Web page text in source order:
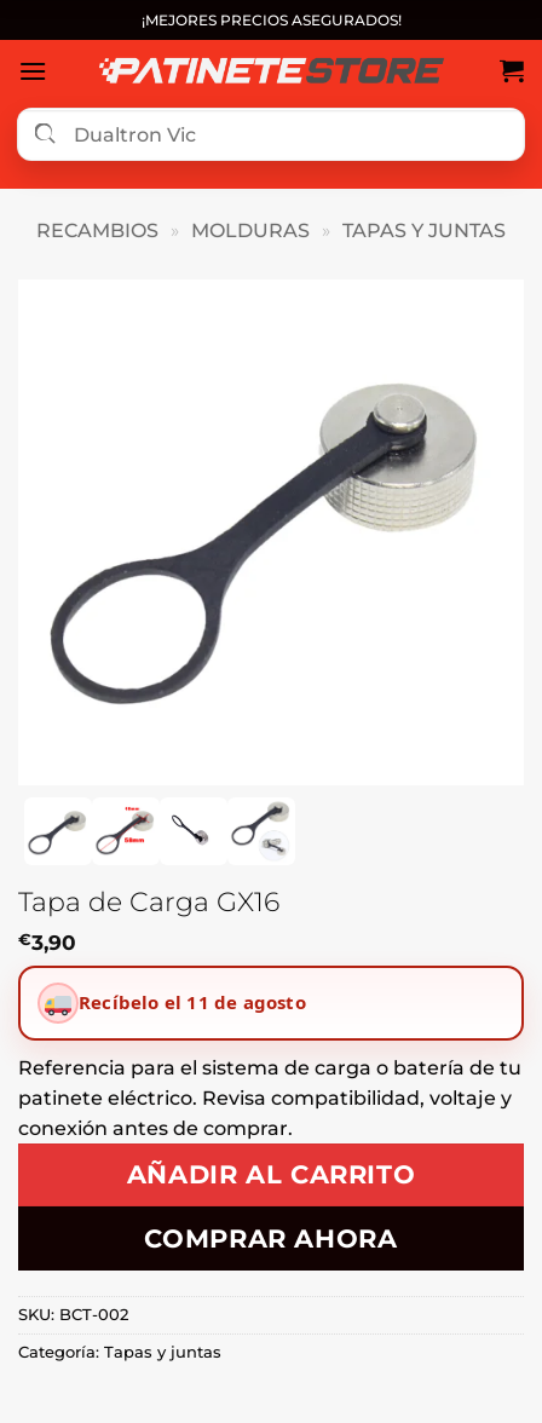
al
contenido
¡MEJORES PRECIOS ASEGURADOS!
RECAMBIOS » MOLDURAS » TAPAS Y JUNTAS
Tapa de Carga GX16
€3,90
Recíbelo el 11 de agosto
Referencia para el sistema de carga o batería de tu
patinete eléctrico. Revisa compatibilidad, voltaje y
conexión antes de comprar.
AÑADIR AL CARRITO
COMPRAR AHORA
SKU: BCT-002
Categoría: Tapas y juntas